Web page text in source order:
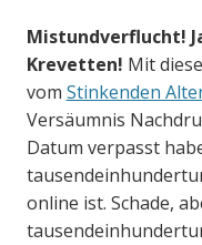
Mistundverflucht!
Krevetten! Mit
vom Stinkenden
Versäumnis
Datum verpasst
online ist. Schade,